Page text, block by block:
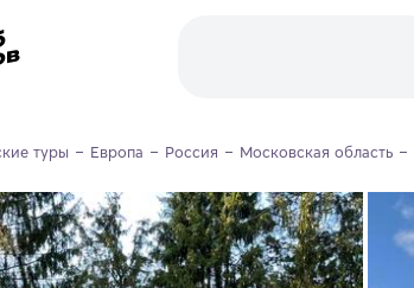
туры Европа Россия Московская область